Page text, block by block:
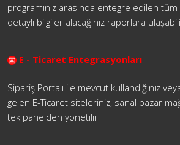
programınız arasında entegre edilen
detaylı bilgiler alacağınız raporlara
E - Ticaret Entegrasyonları
Sipariş Portalı ile mevcut kullandığınız
gelen E-Ticaret siteleriniz, sanal pazar
tek panelden yönetilir